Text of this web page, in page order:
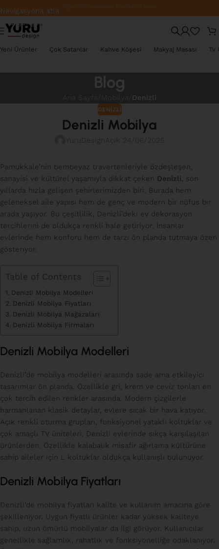
Navigasyona atla
Ana içeriğe atla
Yeni Ürünler Çok Satanlar Kahve Köşesi Makyaj Masası Tv
Blog
Denizli
DENIZLI
Denizli Mobilya
Pamukkale’nin bembeyaz travertenleriyle özdeşleşen,
sanayisi ve kültürel yaşamıyla dikkat çeken Denizli, son
yıllarda hızla gelişen şehirlerimizden biri. Burada hem
geleneksel aile yapısı hem de genç ve modern bir nüfus bir
arada yaşıyor. Bu çeşitlilik, Denizli’deki ev dekorasyon
tercihlerini de oldukça renkli hale getiriyor. İnsanlar
evlerinde hem konforu hem de tarzı ön planda tutmaya özen
gösteriyor.
Table of Contents
Denizli Mobilya Modelleri
Denizli Mobilya Fiyatları
Denizli Mobilya Mağazaları
Denizli Mobilya Firmaları
Denizli Mobilya Modelleri
Denizli’de mobilya modelleri arasında sade ama etkileyici
tasarımlar ön planda. Özellikle gri, krem ve ceviz tonları en
çok tercih edilen renkler arasında. Modern çizgilerle
harmanlanan klasik detaylar, evlere sıcak bir hava katıyor.
Açık renkli oturma grupları, fonksiyonel yataklı koltuklar ve
çok amaçlı TV üniteleri, Denizli evlerinde sıkça karşılaşılan
ürünlerden. Özellikle kalabalık misafir ağırlama kültürüne
sahip aileler için L koltuklar oldukça kullanışlı bulunuyor.
Denizli Mobilya Fiyatları
Denizli’de mobilya fiyatları kalite ve kullanım amacına göre
şekilleniyor. Uygun fiyatlı ürünler kadar yüksek kaliteye
sahip, uzun ömürlü mobilyalar da ilgi görüyor. Kullanıcılar
genellikle sağlamlık, rahatlık ve fonksiyonelliğe odaklanıyor.